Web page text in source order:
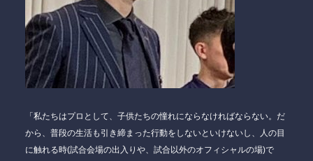
「私たちはプロとして、子供たちの憧れにならなければならない。だ
から、普段の生活も引き締まった行動をしないといけないし、人の目
に触れる時(試合会場の出入りや、試合以外のオフィシャルの場)で